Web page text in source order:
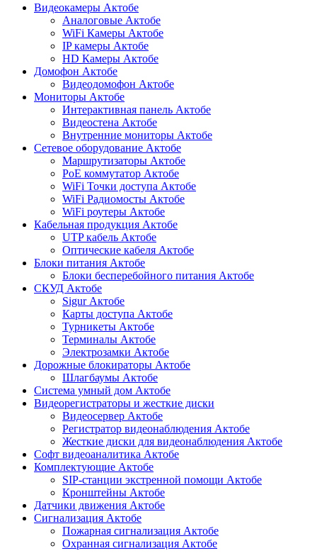
Видеокамеры Актобе
Аналоговые Актобе
WiFi Камеры Актобе
IP камеры Актобе
HD Камеры Актобе
Домофон Актобе
Видеодомофон Актобе
Мониторы Актобе
Интерактивная панель Актобе
Видеостена Актобе
Внутренние мониторы Актобе
Сетевое оборудование Актобе
Маршрутизаторы Актобе
PoE коммутатор Актобе
WiFi Точки доступа Актобе
WiFi Радиомосты Актобе
WiFi роутеры Актобе
Кабельная продукция Актобе
UTP кабель Актобе
Оптические кабеля Актобе
Блоки питания Актобе
Блоки бесперебойного питания Актобе
СКУД Актобе
Sigur Актобе
Карты доступа Актобе
Турникеты Актобе
Терминалы Актобе
Электрозамки Актобе
Дорожные блокираторы Актобе
Шлагбаумы Актобе
Система умный дом Актобе
Видеорегистраторы и жесткие диски
Видеосервер Актобе
Регистратор видеонаблюдения Актобе
Жесткие диски для видеонаблюдения Актобе
Софт видеоаналитика Актобе
Комплектующие Актобе
SIP-станции экстренной помощи Актобе
Кронштейны Актобе
Датчики движения Актобе
Сигнализация Актобе
Пожарная сигнализация Актобе
Охранная сигнализация Актобе